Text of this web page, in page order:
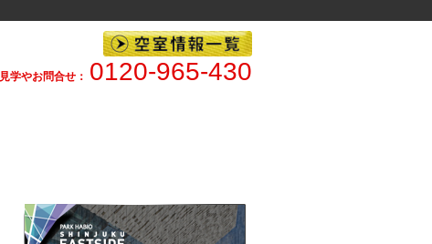
見学やお問合せ： 0120-965-430